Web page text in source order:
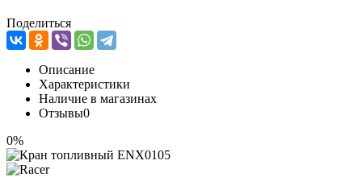
Поделиться
Описание
Характеристики
Наличие в магазинах
Отзывы0
0%